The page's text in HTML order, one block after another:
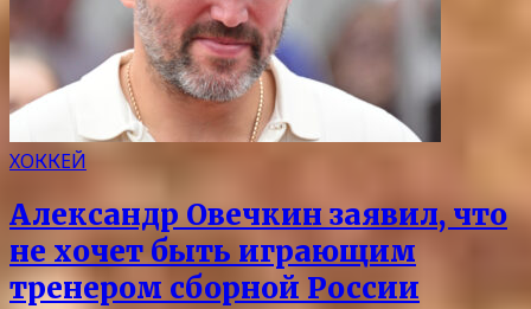
ХОККЕЙ
Александр Овечкин заявил, что
не хочет быть играющим
тренером сборной России